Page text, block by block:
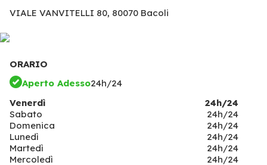
VIALE VANVITELLI 80, 80070 Bacoli
ORARIO
Aperto Adesso24h/24
Venerdì
24h/24
Sabato
24h/24
Domenica
24h/24
Lunedì
24h/24
Martedì
24h/24
Mercoledì
24h/24